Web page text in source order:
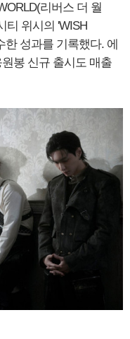
리버스 더 월
티 위시의 'WISH
한 성과를 기록했다. 에
봉 신규 출시도 매출